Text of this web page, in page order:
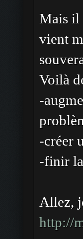
Mais il
vient
Voilà
-
-créer
-finir
Allez,
http://